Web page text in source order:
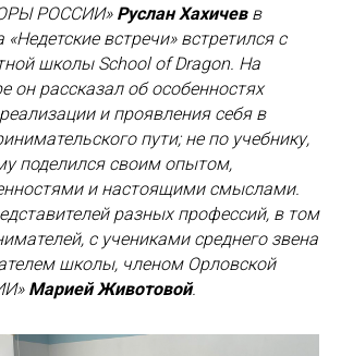
РОССИИ» Руслан Хахичевв
встречи» встретился с
школы School of Dragon. На
он рассказал об особенностях
и проявления себя в
пути; не по учебнику,
поделился своим опытом,
и настоящими смыслами.
разных профессий, в том
с учениками среднего звена
школы, членом Орловской
Марией Животовой.